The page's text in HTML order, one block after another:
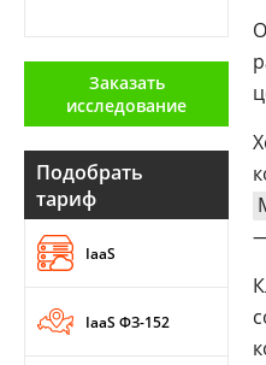
Аналитика
Конференции
Техника
издании
Telegram
Заказать
исследование
Подобрать
тариф
IaaS
IaaS ФЗ-152